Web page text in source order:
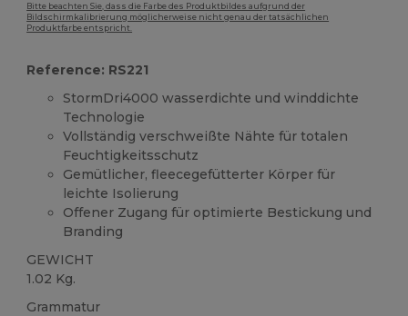
Bitte beachten Sie, dass die Farbe des Produktbildes aufgrund der
Bildschirmkalibrierung möglicherweise nicht genau der tatsächlichen
Produktfarbe entspricht.
Reference: RS221
StormDri4000 wasserdichte und winddichte
Technologie
Vollständig verschweißte Nähte für totalen
Feuchtigkeitsschutz
Gemütlicher, fleecegefütterter Körper für
leichte Isolierung
Offener Zugang für optimierte Bestickung und
Branding
GEWICHT
1.02 Kg.
Grammatur